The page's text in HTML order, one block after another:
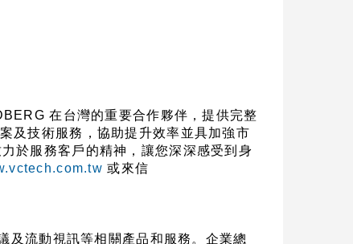
在台灣的重要合作夥伴，提供完整
及技術服務，協助提升效率並具加強市
於服務客戶的精神，讓您深深感受到身
或來信
及流動視訊等相關產品和服務。企業總